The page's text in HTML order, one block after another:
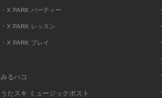
・X PARK パーティー
・X PARK レッスン
・X PARK プレイ
みるハコ
うたスキ ミュージックポスト